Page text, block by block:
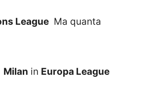
League Ma quanta
Milan in Europa League